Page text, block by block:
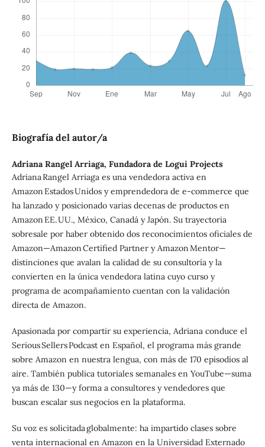
Biografía del autor/a
Adriana Rangel Arriaga, Fundadora de Logui Projects
Adriana Rangel Arriaga es una vendedora activa en
Amazon Estados Unidos y emprendedora de e‑commerce que
ha lanzado y posicionado varias decenas de productos en
Amazon EE. UU., México, Canadá y Japón. Su trayectoria
sobresale por haber obtenido dos reconocimientos oficiales de
Amazon—Amazon Certified Partner y Amazon Mentor—
distinciones que avalan la calidad de su consultoría y la
convierten en la única vendedora latina cuyo curso y
programa de acompañamiento cuentan con la validación
directa de Amazon.
Apasionada por compartir su experiencia, Adriana conduce el
Serious Sellers Podcast en Español, el programa más grande
sobre Amazon en nuestra lengua, con más de 170 episodios al
aire. También publica tutoriales semanales en YouTube—suma
ya más de 130—y forma a consultores y vendedores que
buscan escalar sus negocios en la plataforma.
Su voz es solicitada globalmente: ha impartido clases sobre
venta internacional en Amazon en la Universidad Externado